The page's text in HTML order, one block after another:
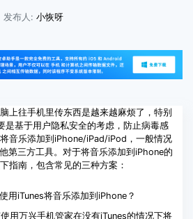
登录
发布人: 小恢呀
上往手机里传东西是越来越麻烦了，特别
是基于用户隐私安全的考虑，防止病毒感
音乐添加到iPhone/iPad/iPod，一般情况
第三方工具。对于将音乐添加到iPhone的
指南，包含常见的三种方案：
用iTunes将音乐添加到iPhone？
用万兴手机管家在没有iTunes的情况下将